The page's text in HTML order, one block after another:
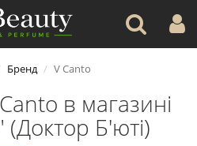
Бренд V Canto
в магазині
Б'юті)